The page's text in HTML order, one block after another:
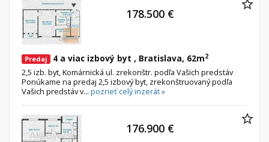
Predaj 4 a viac izbový byt , Bratislava, 62m2
2,5 izb. byt, Komárnická ul. zrekonštr. podľa Vašich predstáv
Ponúkame na predaj 2,5 izbový byt, zrekonštruovaný podľa
Vašich predstáv v... pozrieť celý inzerát »
178.500 €
176.900 €